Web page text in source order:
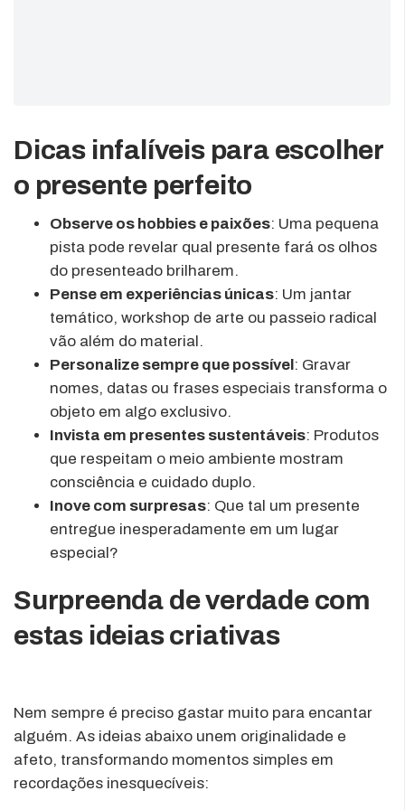
Dicas infalíveis para escolher
o presente perfeito
Observe os hobbies e paixões: Uma pequena
pista pode revelar qual presente fará os olhos
do presenteado brilharem.
Pense em experiências únicas: Um jantar
temático, workshop de arte ou passeio radical
vão além do material.
Personalize sempre que possível: Gravar
nomes, datas ou frases especiais transforma o
objeto em algo exclusivo.
Invista em presentes sustentáveis: Produtos
que respeitam o meio ambiente mostram
consciência e cuidado duplo.
Inove com surpresas: Que tal um presente
entregue inesperadamente em um lugar
especial?
Surpreenda de verdade com
estas ideias criativas
Nem sempre é preciso gastar muito para encantar
alguém. As ideias abaixo unem originalidade e
afeto, transformando momentos simples em
recordações inesquecíveis: